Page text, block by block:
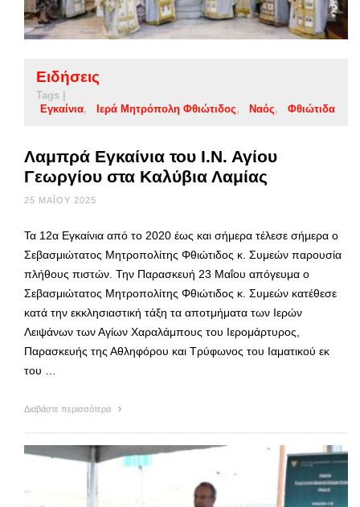
Ειδήσεις
Tags |
Εγκαίνια
Ιερά Μητρόπολη Φθιώτιδος Ναός Φθιώτιδα
Λαμπρά Εγκαίνια του Ι.Ν. Αγίου
Γεωργίου στα Καλύβια Λαμίας
25 ΜΑΪ́ΟΥ 2025
Τα 12α Εγκαίνια από το 2020 έως και σήμερα τέλεσε σήμερα ο
Σεβασμιώτατος Μητροπολίτης Φθιώτιδος κ. Συμεών παρουσία
πλήθους πιστών. Την Παρασκευή 23 Μαΐου απόγευμα ο
Σεβασμιώτατος Μητροπολίτης Φθιώτιδος κ. Συμεών κατέθεσε
κατά την εκκλησιαστική τάξη τα αποτμήματα των Ιερών
Λειψάνων των Αγίων Χαραλάμπους του Ιερομάρτυρος,
Παρασκευής της Αθληφόρου και Τρύφωνος του Ιαματικού εκ
του …
Διαβάστε περισσότερα